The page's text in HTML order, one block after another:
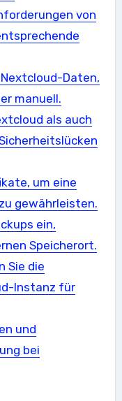
von
Daten,
manuell.
als auch
um eine
gewährleisten.
ein,
Speicherort.
Sie die
Instanz für
und
bei